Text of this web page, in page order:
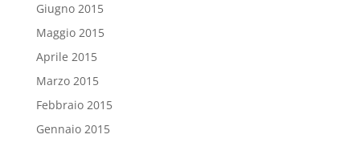
Giugno 2015
Maggio 2015
Aprile 2015
Marzo 2015
Febbraio 2015
Gennaio 2015